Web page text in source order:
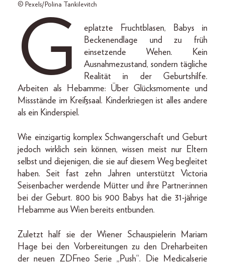
© Pexels/Polina Tankilevitch
G
eplatzte Fruchtblasen, Babys in
Beckenendlage und zu früh
einsetzende Wehen. Kein
Ausnahmezustand, sondern tägliche
Realität in der Geburtshilfe.
Arbeiten als Hebamme: Über Glücksmomente und
Missstände im Kreißsaal. Kinderkriegen ist alles andere
als ein Kinderspiel.
Wie einzigartig komplex Schwangerschaft und Geburt
jedoch wirklich sein können, wissen meist nur Eltern
selbst und diejenigen, die sie auf diesem Weg begleitet
haben. Seit fast zehn Jahren unterstützt Victoria
Seisenbacher werdende Mütter und ihre Partner:innen
bei der Geburt. 800 bis 900 Babys hat die 31-jährige
Hebamme aus Wien bereits entbunden.
Zuletzt half sie der Wiener Schauspielerin Mariam
Hage bei den Vorbereitungen zu den Dreharbeiten
der neuen ZDFneo Serie „Push“. Die Medicalserie